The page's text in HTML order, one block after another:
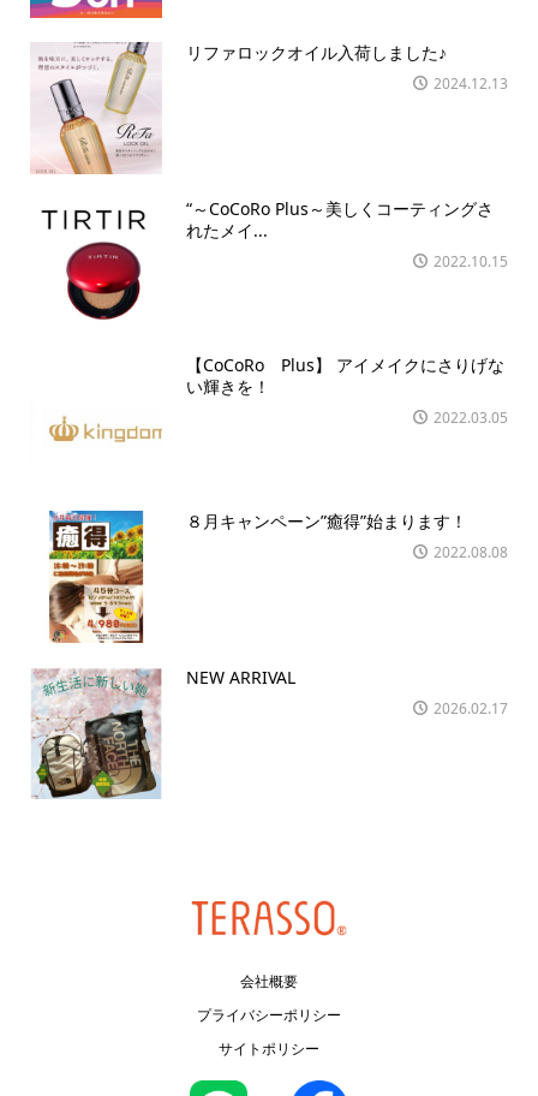
リファロックオイル入荷しました♪
2024.12.13
“～CoCoRo Plus～美しくコーティングさ
れたメイ...
2022.10.15
【CoCoRo Plus】 アイメイクにさりげな
い輝きを！
2022.03.05
８月キャンペーン”癒得”始まります！
2022.08.08
NEW ARRIVAL
2026.02.17
会社概要
プライバシーポリシー
サイトポリシー